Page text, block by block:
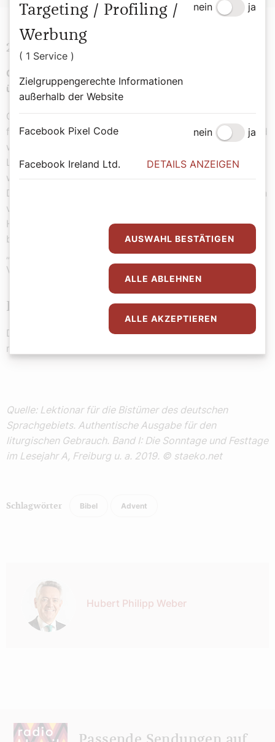
2. Lesung Philipper 2,6–11
Christus Jesus erniedrigte sich; darum hat ihn Gott
über alle erhöht.
Christus Jesus war Gott gleich, hielt aber nicht daran
fest, Gott gleich zu sein, sondern er entäußerte sich und
wurde wie ein Sklave und den Menschen gleich. Sein
Leben war das eines Menschen; er erniedrigte sich und
war gehorsam bis zum Tod, bis zum Tod am Kreuz.
Darum hat ihn Gott über alle erhöht und ihm den Namen
verliehen, der größer ist als alle Namen, damit alle im
Himmel, auf der Erde und unter der Erde ihr Knie
beugen vor dem Namen Jesu und jeder Mund bekennt:
„Jesus Christus ist der Herr“ – zur Ehre Gottes, des
Vaters.
Passion Markus 14,1–15, 47
Das Leiden unseres Herrn Jesus Christus wird in den
meisten Gemeinden in verteilten Rollen gelesen.
Quelle: Lektionar für die Bistümer des deutschen
Sprachgebiets. Authentische Ausgabe für den
liturgischen Gebrauch. Band I: Die Sonntage und Festtage
im Lesejahr A, Freiburg u. a. 2019. © staeko.net
Schlagwörter Bibel Advent
Hubert Philipp Weber
Targeting / Profiling /
Werbung
( 1 Service )
Zielgruppengerechte Informationen
außerhalb der Website
nein ja
Facebook Pixel Code nein ja
Facebook Ireland Ltd. DETAILS ANZEIGEN
AUSWAHL BESTÄTIGEN
ALLE ABLEHNEN
ALLE AKZEPTIEREN